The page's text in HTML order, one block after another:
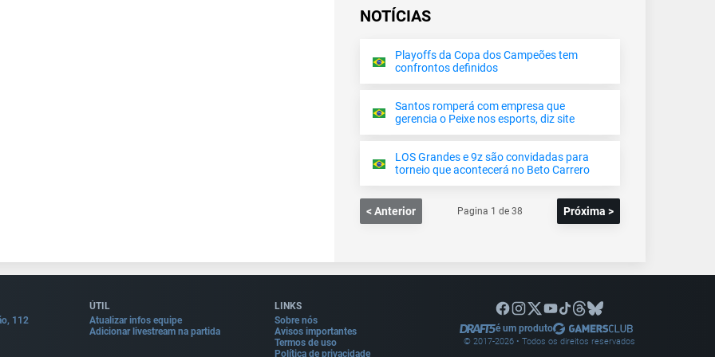
NOTÍCIAS
Playoffs da Copa dos Campeões tem
confrontos definidos
Santos romperá com empresa que
gerencia o Peixe nos esports, diz site
LOS Grandes e 9z são convidadas para
torneio que acontecerá no Beto Carrero
< Anterior Pagina 1 de 38 Próxima >
112
ÚTIL
Atualizar infos equipe
Adicionar livestream na partida
LINKS
Sobre nós
Avisos importantes
Termos de uso
Política de privacidade
é um produto
© 2017-2026• Todos os direitos reservados